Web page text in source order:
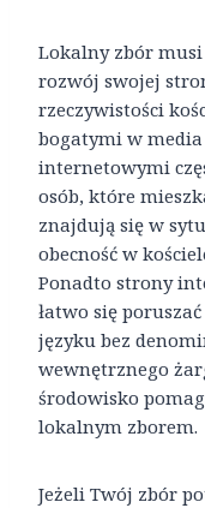
Lokalny zbór
rozwój swojej
rzeczywistości
bogatymi w
internetowymi
osób, które
znajdują się w
obecność w
Ponadto strony
łatwo się
języku bez
wewnętrznego
środowisko
lokalnym zborem.
Jeżeli Twój zbór